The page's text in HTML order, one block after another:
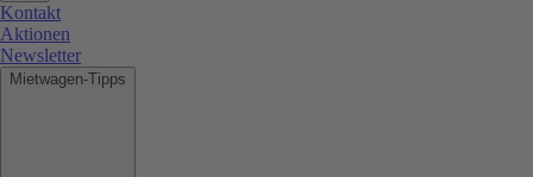
Kontakt
Aktionen
Newsletter
Mietwagen-Tipps